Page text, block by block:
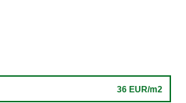
36 EUR/m2